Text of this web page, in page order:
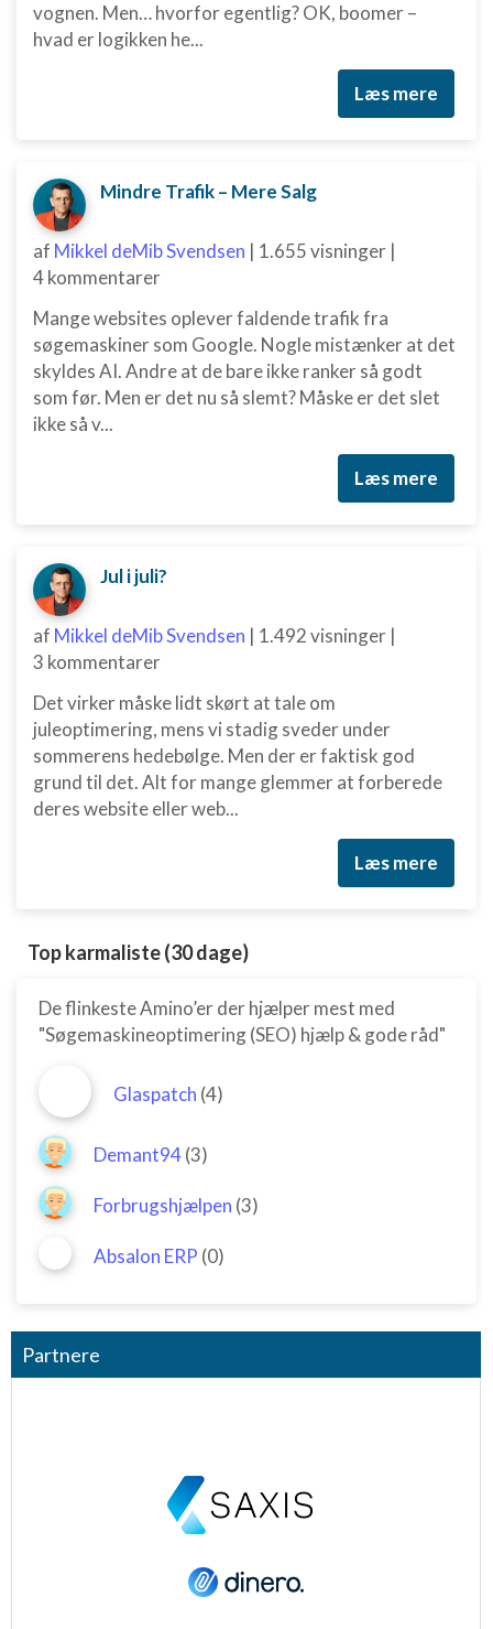
vognen. Men… hvorfor egentlig? OK, boomer –
hvad er logikken he...
Læs mere
Mindre Trafik – Mere Salg
af Mikkel deMib Svendsen | 1.655 visninger |
4 kommentarer
Mange websites oplever faldende trafik fra
søgemaskiner som Google. Nogle mistænker at det
skyldes AI. Andre at de bare ikke ranker så godt
som før. Men er det nu så slemt? Måske er det slet
ikke så v...
Læs mere
Jul i juli?
af Mikkel deMib Svendsen | 1.492 visninger |
3 kommentarer
Det virker måske lidt skørt at tale om
juleoptimering, mens vi stadig sveder under
sommerens hedebølge. Men der er faktisk god
grund til det. Alt for mange glemmer at forberede
deres website eller web...
Læs mere
Top karmaliste (30 dage)
De flinkeste Amino’er der hjælper mest med
"Søgemaskineoptimering (SEO) hjælp & gode råd"
Glaspatch (4)
Demant94(3)
Forbrugshjælpen (3)
Absalon ERP (0)
Partnere